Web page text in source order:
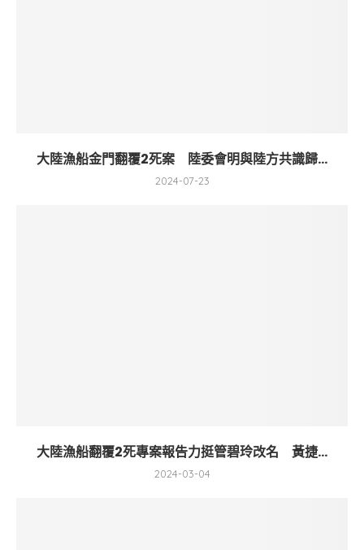
大陸漁船金門翻覆2死案 陸委會明與陸方共識歸...
2024-07-23
大陸漁船翻覆2死專案報告力挺管碧玲改名 黃捷...
2024-03-04